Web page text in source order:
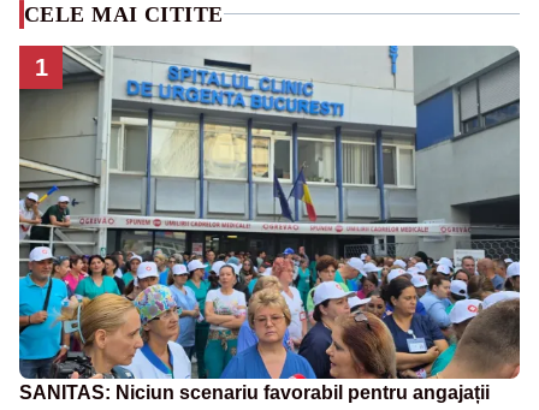
CELE MAI CITITE
1
SANITAS: Niciun scenariu favorabil pentru angajații